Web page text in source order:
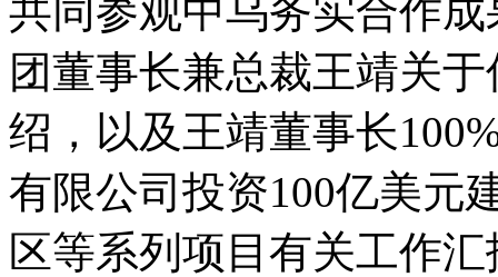
共同参观中乌务实合作
团董事长兼总裁王靖关
绍，以及王靖董事长
有限公司投资100亿美元
区等系列项目有关工作汇